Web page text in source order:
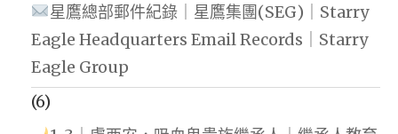
星鷹總部郵件紀錄｜星鷹集團(SEG)｜Starry
Eagle Headquarters Email Records｜Starry
Eagle Group
(6)